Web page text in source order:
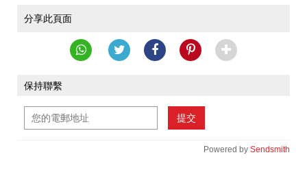
分享此頁面
保持聯繫
提交
Powered by Sendsmith